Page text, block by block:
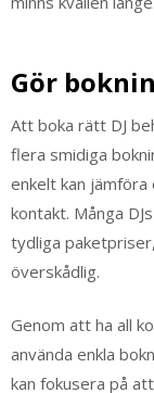
Gör
Att boka rätt DJ
flera smidiga
enkelt kan jämföra
kontakt. Många
tydliga
överskådlig.
Genom att ha all
använda enkla
kan fokusera på